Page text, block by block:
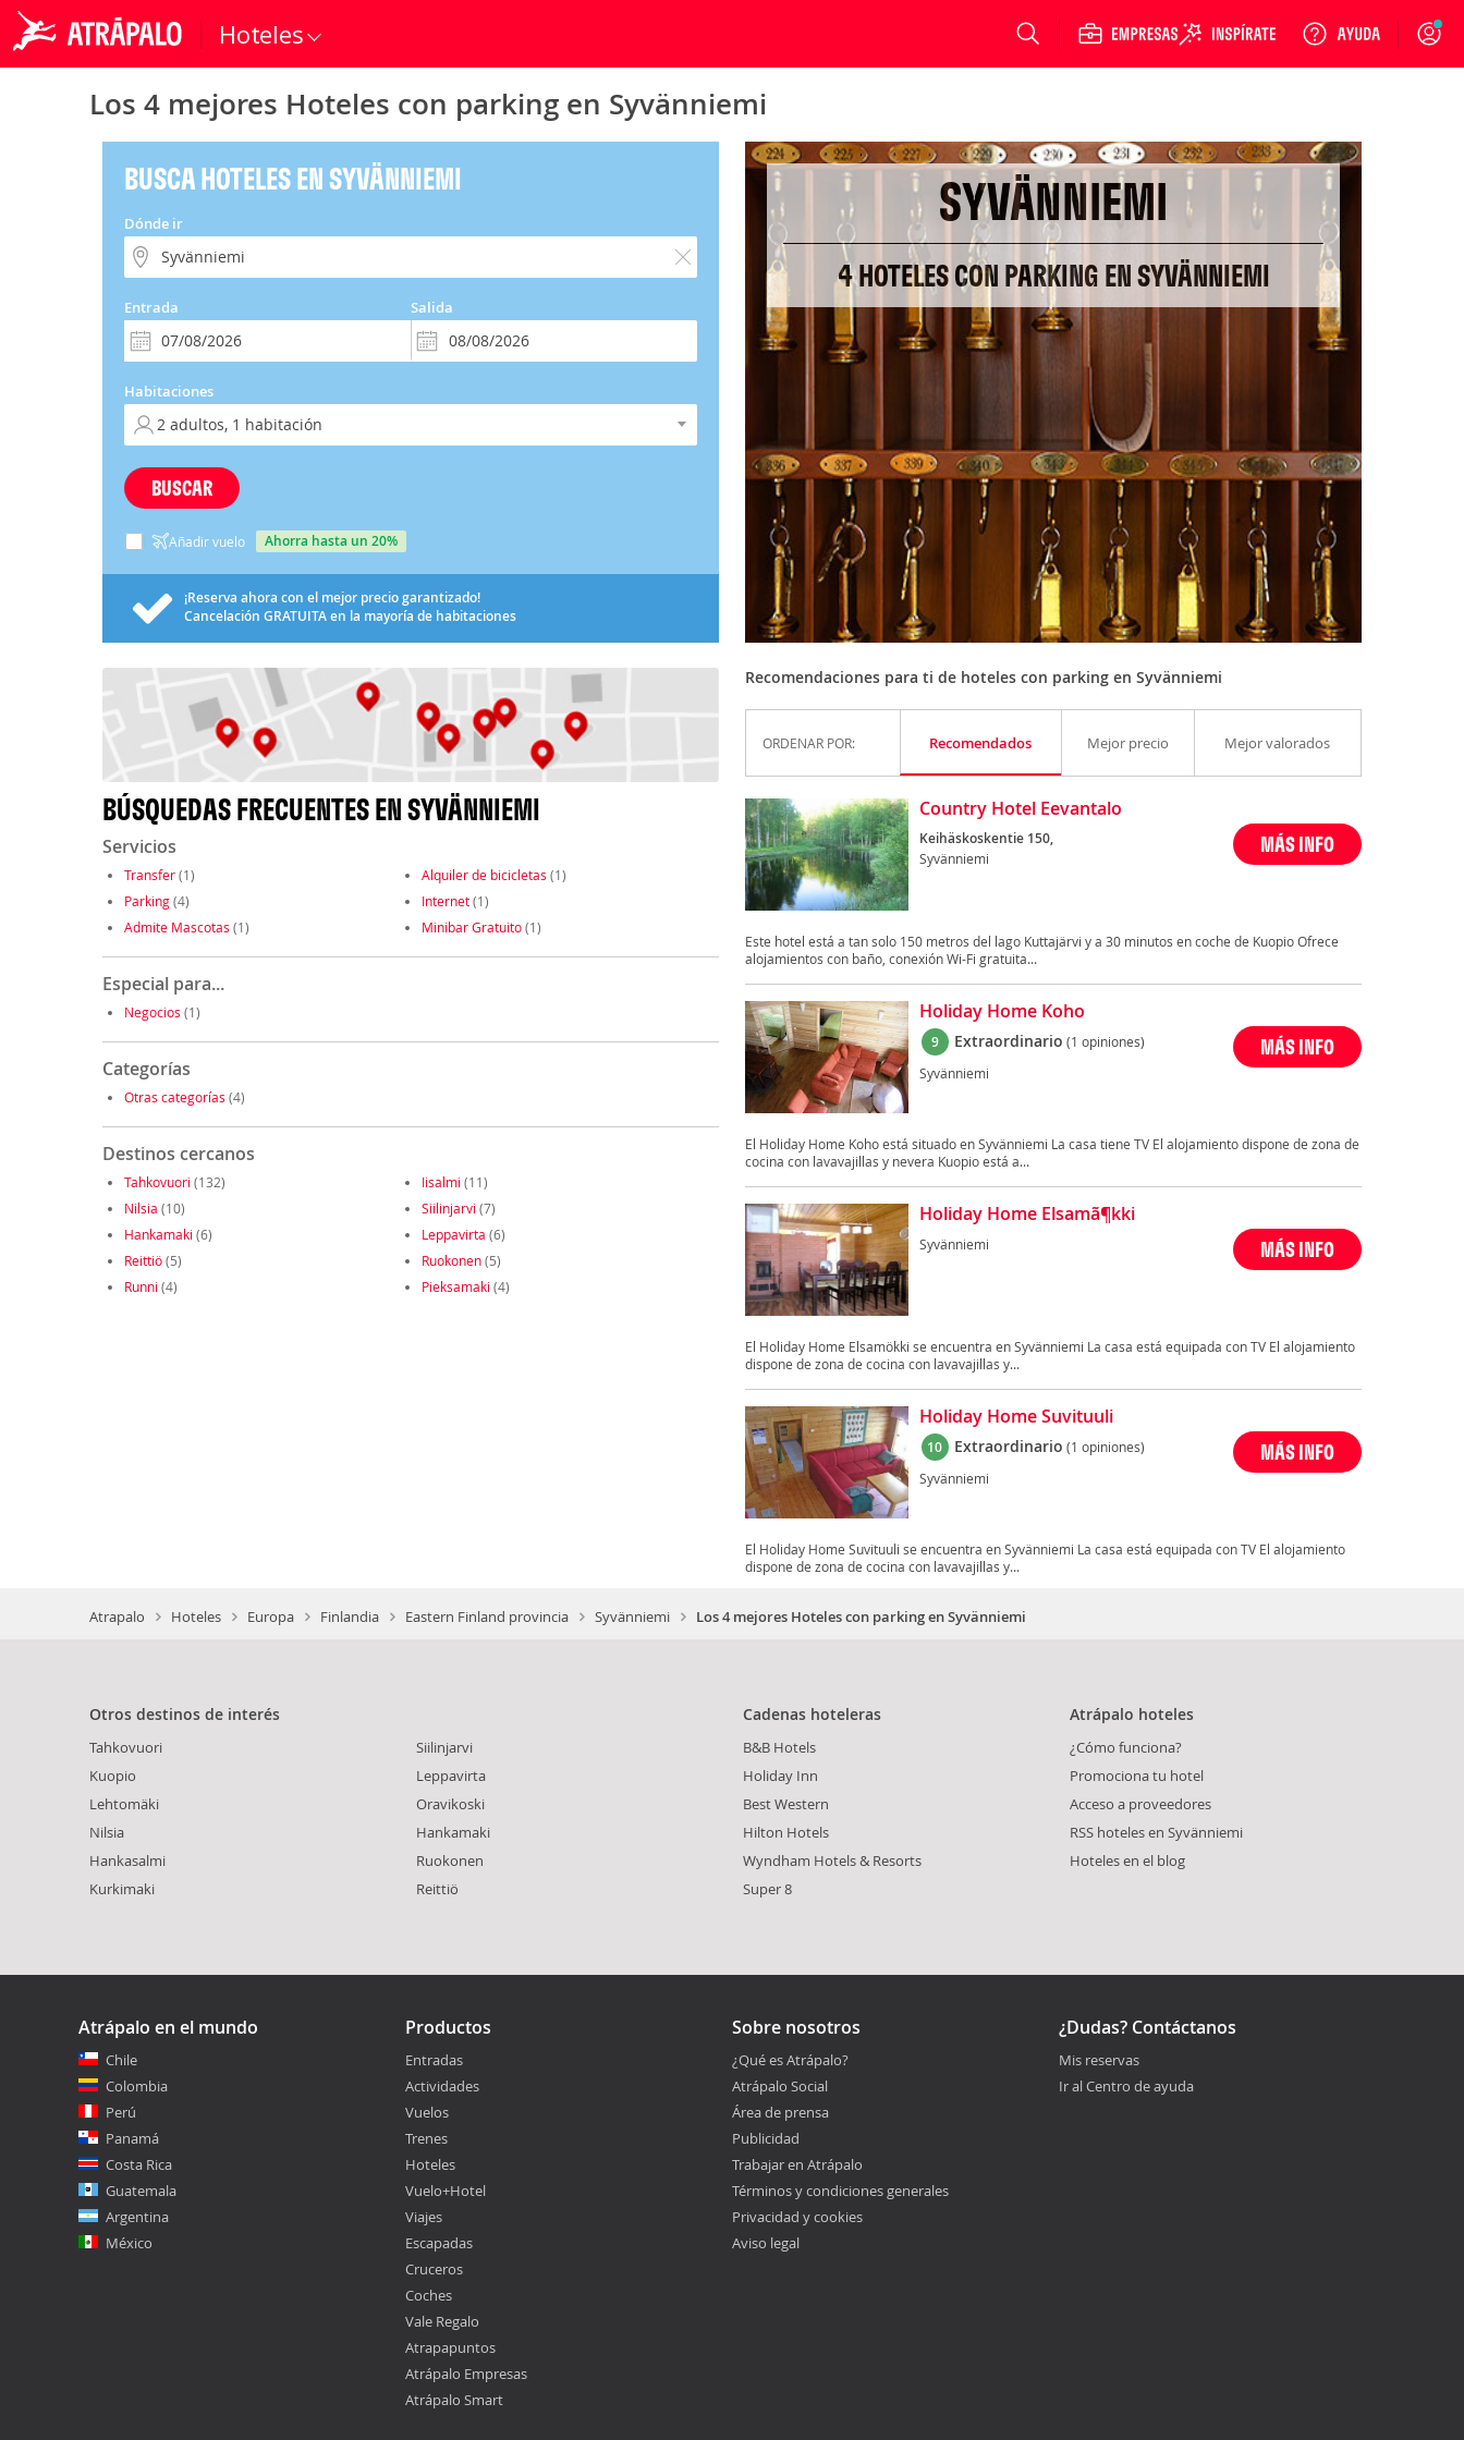
Hoteles Login
Los 4 mejores Hoteles con parking en Syvänniemi
BUSCA HOTELES EN SYVÄNNIEMI
Dónde ir
Entrada Salida
Habitaciones
BUSCAR
Añadir vuelo ahorra hasta un 20%
¡Reserva ahora con el mejor precio garantizado!
Cancelación GRATUITAen la mayoría de habitaciones
BÚSQUEDAS FRECUENTES EN SYVÄNNIEMI
Servicios
Transfer(1) Alquiler de bicicletas (1)
Parking(4) Internet(1)
Admite Mascotas (1) Minibar Gratuito(1)
Especial para...
Negocios (1)
Categorías
Otras categorías (4)
Destinos cercanos
Tahkovuori (132) Iisalmi (11)
Nilsia (10) Siilinjarvi (7)
Hankamaki (6) Leppavirta (6)
Reittiö(5) Ruokonen(5)
Runni (4) Pieksamaki (4)
SYVÄNNIEMI
4 HOTELES CON PARKING EN SYVÄNNIEMI
Recomendaciones para ti de hoteles con parking en Syvänniemi
ORDENAR POR: Recomendados Mejor precio Mejor valorados
Country Hotel Eevantalo
Keihäskoskentie 150,
Syvänniemi
MÁS INFO
Este hotel está a tan solo 150 metros del lago Kuttajärvi y a 30 minutos en coche de Kuopio Ofrece
alojamientos con baño, conexión Wi-Fi gratuita...
Holiday Home Koho
9 Extraordinario (1 opiniones)
Syvänniemi
MÁS INFO
El Holiday Home Koho está situado en Syvänniemi La casa tiene TV El alojamiento dispone de zona de
cocina con lavavajillas y nevera Kuopio está a...
Holiday Home Elsamã¶kki
Syvänniemi MÁS INFO
El Holiday Home Elsamökki se encuentra en Syvänniemi La casa está equipada con TV El alojamiento
dispone de zona de cocina con lavavajillas y...
Holiday Home Suvituuli
10 Extraordinario (1 opiniones)
Syvänniemi
MÁS INFO
El Holiday Home Suvituuli se encuentra en Syvänniemi La casa está equipada con TV El alojamiento
dispone de zona de cocina con lavavajillas y...
Atrapalo Hoteles Europa Finlandia Eastern Finland provincia Syvänniemi Los 4 mejores Hoteles con parking en Syvänniemi
Otros destinos de interés
Tahkovuori
Kuopio
Lehtomäki
Nilsia
Hankasalmi
Kurkimaki
Siilinjarvi
Leppavirta
Oravikoski
Hankamaki
Ruokonen
Reittiö
Cadenas hoteleras
B&B Hotels
Holiday Inn
Best Western
Hilton Hotels
Wyndham Hotels & Resorts
Super 8
Atrápalo hoteles
¿Cómo funciona?
Promociona tu hotel
Acceso a proveedores
RSS hoteles en Syvänniemi
Hoteles en el blog
Atrápalo en el mundo
Chile
Colombia
Perú
Panamá
Costa Rica
Guatemala
Argentina
México
Productos
Entradas
Actividades
Vuelos
Trenes
Hoteles
Vuelo+Hotel
Viajes
Escapadas
Cruceros
Coches
Vale Regalo
Atrapapuntos
Atrápalo Empresas
Atrápalo Smart
Sobre nosotros
¿Qué es Atrápalo?
Atrápalo Social
Área de prensa
Publicidad
Trabajar en Atrápalo
Términos y condiciones generales
Privacidad y cookies
Aviso legal
¿Dudas? Contáctanos
Mis reservas
Ir al Centro de ayuda